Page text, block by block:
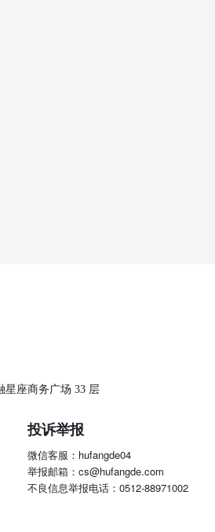
星座商务广场 33 层
投诉举报
微信客服：hufangde04
举报邮箱：cs@hufangde.com
不良信息举报电话：0512-88971002